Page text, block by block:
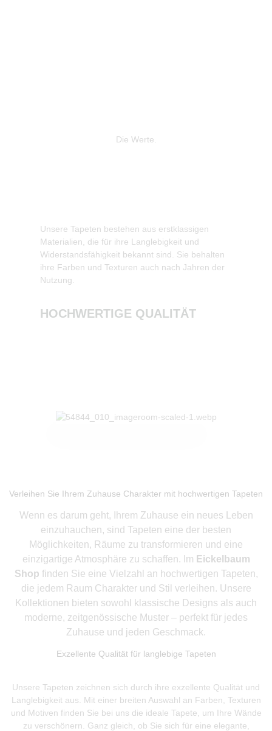
Die Werte.
Unsere Tapeten bestehen aus erstklassigen
Materialien, die für ihre Langlebigkeit und
Widerstandsfähigkeit bekannt sind. Sie behalten
ihre Farben und Texturen auch nach Jahren der
Nutzung.
HOCHWERTIGE QUALITÄT
Verleihen Sie Ihrem Zuhause Charakter mit hochwertigen Tapeten
Wenn es darum geht, Ihrem Zuhause ein neues Leben
einzuhauchen, sind Tapeten eine der besten
Möglichkeiten, Räume zu transformieren und eine
einzigartige Atmosphäre zu schaffen. Im Eickelbaum
Shop finden Sie eine Vielzahl an hochwertigen Tapeten,
die jedem Raum Charakter und Stil verleihen. Unsere
Kollektionen bieten sowohl klassische Designs als auch
moderne, zeitgenössische Muster – perfekt für jedes
Zuhause und jeden Geschmack.
Exzellente Qualität für langlebige Tapeten
Unsere Tapeten zeichnen sich durch ihre exzellente Qualität und
Langlebigkeit aus. Mit einer breiten Auswahl an Farben, Texturen
und Motiven finden Sie bei uns die ideale Tapete, um Ihre Wände
zu verschönern. Ganz gleich, ob Sie sich für eine elegante,